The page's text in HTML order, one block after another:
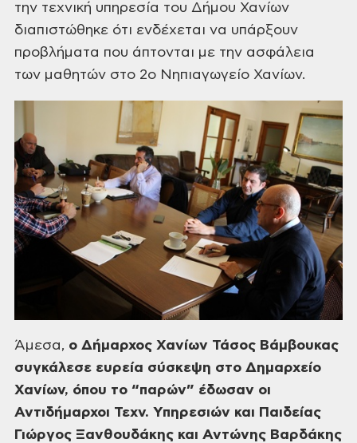
την τεχνική υπηρεσία του Δήμου Χανίων
διαπιστώθηκε ότι ενδέχεται να υπάρξουν
προβλήματα που άπτονται με την ασφάλεια
των μαθητών στο 2ο Νηπιαγωγείο Χανίων.
Άμεσα, ο Δήμαρχος Χανίων Τάσος Βάμβουκας
συγκάλεσε ευρεία σύσκεψη στο Δημαρχείο
Χανίων, όπου το “παρών” έδωσαν οι
Αντιδήμαρχοι Τεχν. Υπηρεσιών και Παιδείας
Γιώργος Ξανθουδάκης και Αντώνης Βαρδάκης